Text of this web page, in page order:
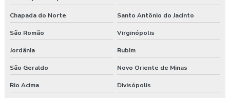
Chapada do Norte Santo Antônio do Jacinto
São Romão Virginópolis
Jordânia Rubim
São Geraldo Novo Oriente de Minas
Rio Acima Divisópolis